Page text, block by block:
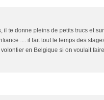
il te donne pleins de petits trucs et
.... il fait tout le temps des
en Belgique si on voulait